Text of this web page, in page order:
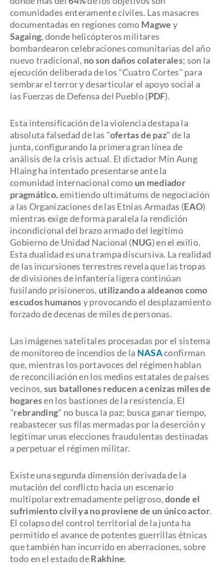
comunidades enteramente civiles. Las masacres
documentadas en regiones como Magwe y
Sagaing, donde helicópteros militares
bombardearon celebraciones comunitarias del año
nuevo tradicional, no son daños colaterales; son la
ejecución deliberada de los "Cuatro Cortes" para
sembrar el terror y desarticular el apoyo social a
las Fuerzas de Defensa del Pueblo (PDF).
Esta intensificación de la violencia destapa la
absoluta falsedad de las "ofertas de paz" de la
junta, configurando la primera gran línea de
análisis de la crisis actual. El dictador Min Aung
Hlaingha intentado presentarse ante la
comunidad internacional como un mediador
pragmático, emitiendo ultimátums de negociación
a las Organizaciones de las Etnias Armadas (EAO)
mientras exige de forma paralela la rendición
incondicional del brazo armado del legítimo
Gobierno de Unidad Nacional (NUG) en el exilio.
Esta dualidad es una trampa discursiva. La realidad
de las incursiones terrestres revela que las tropas
de divisiones de infantería ligera continúan
fusilando prisioneros, utilizando a aldeanos como
escudos humanosy provocando el desplazamiento
forzado de decenas de miles de personas.
Las imágenes satelitales procesadas por el sistema
de monitoreo de incendios de la NASAconfirman
que, mientras los portavoces del régimen hablan
de reconciliación en los medios estatales de países
vecinos, sus batallones reducen a cenizas miles de
hogaresen los bastiones de la resistencia. El
"rebranding" no busca la paz; busca ganar tiempo,
reabastecer sus filas mermadas por la deserción y
legitimar unas elecciones fraudulentas destinadas
a perpetuar el régimen militar.
Existe una segunda dimensión derivada de la
mutación del conflicto hacia un escenario
multipolar extremadamente peligroso,donde el
sufrimiento civil ya no proviene de un único actor.
El colapso del control territorial de la junta ha
permitido el avance de potentes guerrillas étnicas
que también han incurrido en aberraciones, sobre
todo en el estado deRakhine.